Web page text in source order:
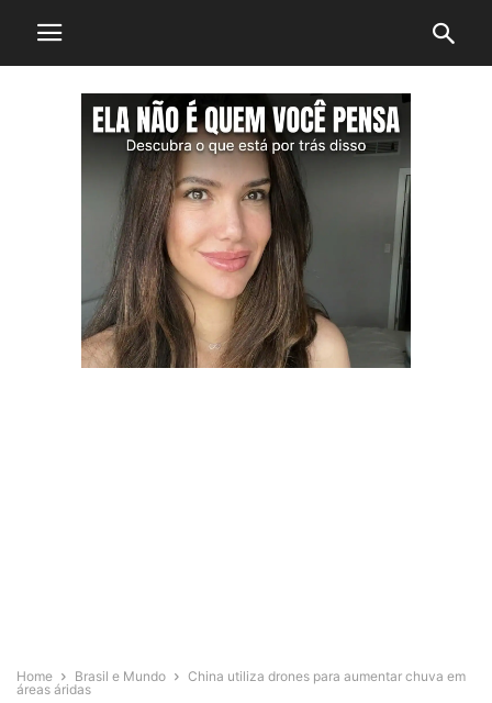
Home Brasil e Mundo
China utiliza drones para aumentar chuva em
áreas áridas